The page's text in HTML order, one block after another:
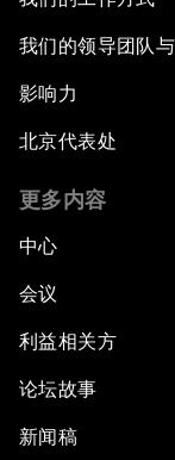
我们的领导团队
影响力
北京代表处
更多内容
中心
会议
利益相关方
论坛故事
新闻稿